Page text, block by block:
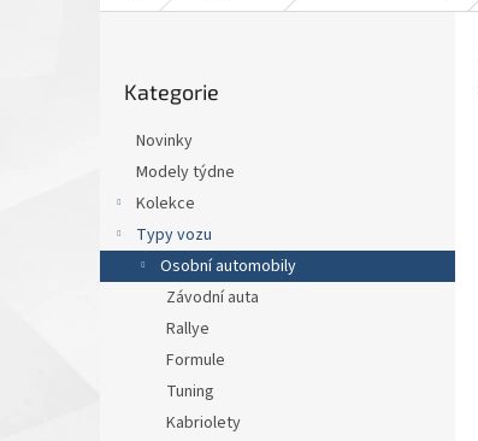
a
kategorie
Kategorie
Novinky
Modely týdne
Kolekce
Typy vozu
Osobní automobily
Závodní auta
Rallye
Formule
Tuning
Kabriolety